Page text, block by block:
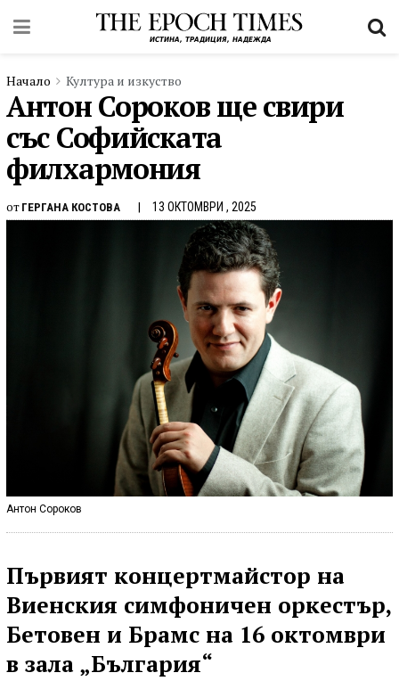
Начало Култура и изкуство
Антон Сороков ще свири
със Софийската
филхармония
от ГЕРГАНА КОСТОВА 13 ОКТОМВРИ , 2025
Антон Сороков
Първият концертмайстор на
Виенския симфоничен оркестър,
Бетовен и Брамс на 16 октомври
в зала „България“